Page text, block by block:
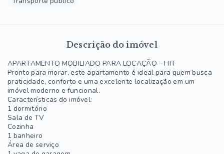
Descrição do imóvel
APARTAMENTO MOBILIADO PARA LOCAÇÃO – HIT
Pronto para morar, este apartamento é ideal para quem busca
praticidade, conforto e uma excelente localização em um
imóvel moderno e funcional.
Características do imóvel:
1 dormitório
Sala de TV
Cozinha
1 banheiro
Área de serviço